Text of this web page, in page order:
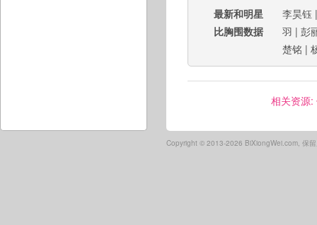
最新和明星
比胸围数据
李昊钰
羽 | 彭
楚铭 |
相关资源:
Copyright © 2013-2026 BiXiongWei.com, 保